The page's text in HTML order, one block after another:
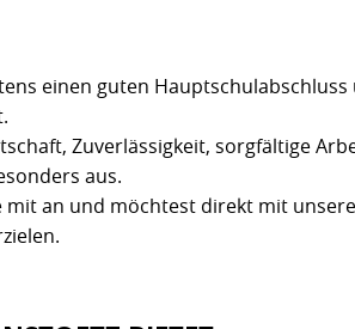
einen guten
Zuverlässigkeit, sorgfältige
aus.
mit an und möchtest direkt mit